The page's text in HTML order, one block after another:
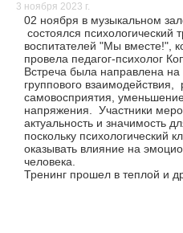
3 ноября 2023 г.
02 ноября в музыкальном
состоялся психологический
воспитателей "Мы вместе!",
провела педагог-психолог
Встреча была направлена
группового взаимодействия,
самовосприятия,
напряжения. Участники
актуальность и значимость
поскольку психологический
оказывать влияние на
человека.
Тренинг прошел в теплой и